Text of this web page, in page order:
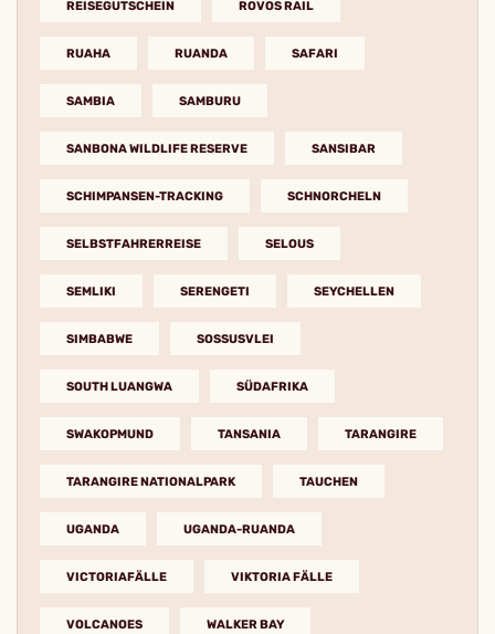
REISEGUTSCHEIN ROVOS RAIL
RUAHA RUANDA SAFARI
SAMBIA SAMBURU
SANBONA WILDLIFE RESERVE SANSIBAR
SCHIMPANSEN-TRACKING SCHNORCHELN
SELBSTFAHRERREISE SELOUS
SEMLIKI SERENGETI SEYCHELLEN
SIMBABWE SOSSUSVLEI
SOUTH LUANGWA SÜDAFRIKA
SWAKOPMUND TANSANIA TARANGIRE
TARANGIRE NATIONALPARK TAUCHEN
UGANDA UGANDA-RUANDA
VICTORIAFÄLLE VIKTORIA FÄLLE
VOLCANOES WALKER BAY